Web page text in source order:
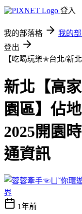
登入
我的部落格 我的
登出
【吃喝玩樂✭台北/新北
新北【高
園區】佔
2025開園
通資訊
界
1年前